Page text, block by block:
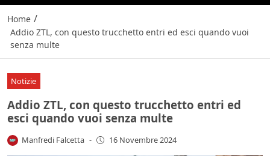
Home /
Addio ZTL, con questo trucchetto entri ed esci quando vuoi
senza multe
Notizie
Addio ZTL, con questo trucchetto entri ed
esci quando vuoi senza multe
Manfredi Falcetta - 16 Novembre 2024